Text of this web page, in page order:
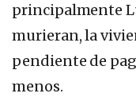
principalmente
murieran, la
pendiente de
menos.